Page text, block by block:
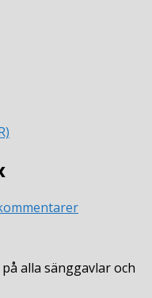
till
rabatt
hos
alla sänggavlar och